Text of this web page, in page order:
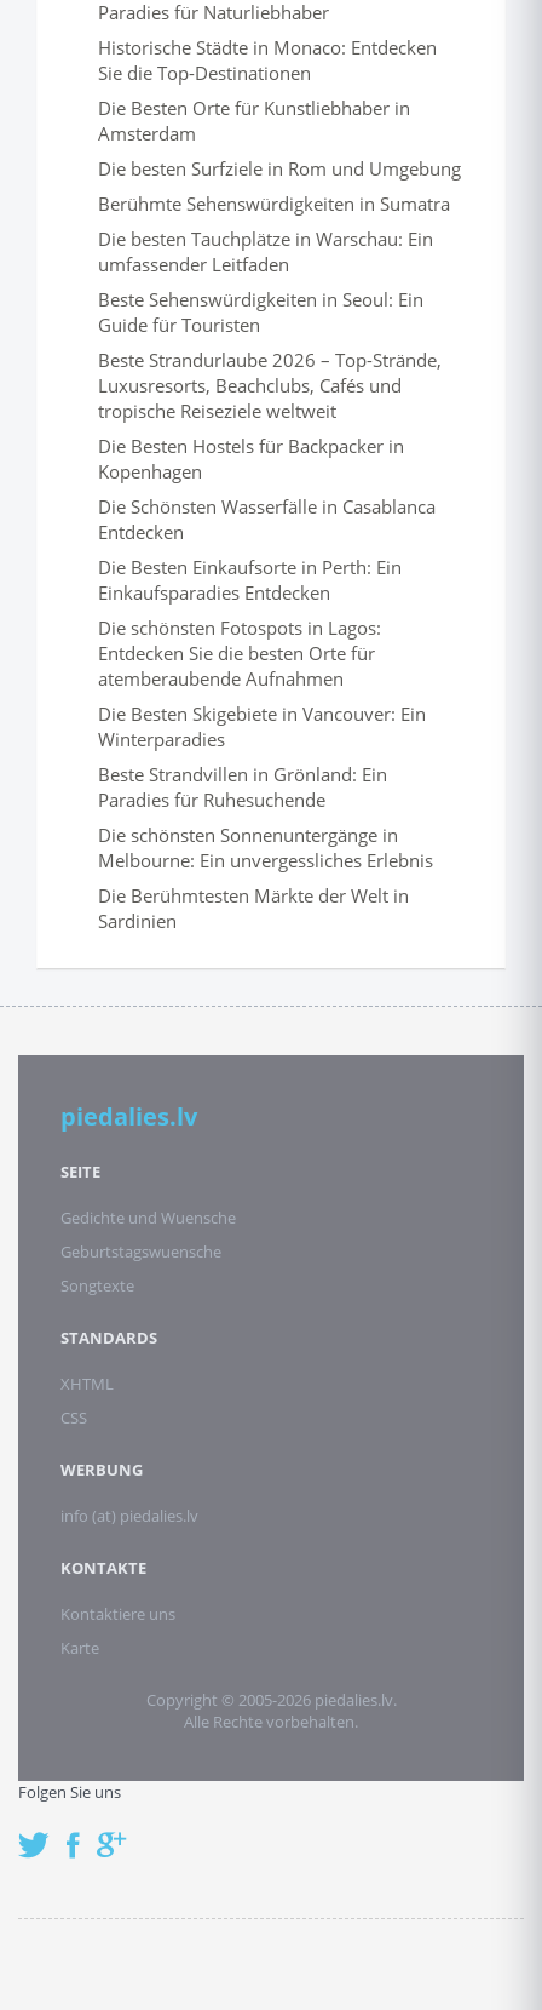
Paradies für Naturliebhaber
Historische Städte in Monaco: Entdecken
Sie die Top-Destinationen
Die Besten Orte für Kunstliebhaber in
Amsterdam
Die besten Surfziele in Rom und Umgebung
Berühmte Sehenswürdigkeiten in Sumatra
Die besten Tauchplätze in Warschau: Ein
umfassender Leitfaden
Beste Sehenswürdigkeiten in Seoul: Ein
Guide für Touristen
Beste Strandurlaube 2026 – Top-Strände,
Luxusresorts, Beachclubs, Cafés und
tropische Reiseziele weltweit
Die Besten Hostels für Backpacker in
Kopenhagen
Die Schönsten Wasserfälle in Casablanca
Entdecken
Die Besten Einkaufsorte in Perth: Ein
Einkaufsparadies Entdecken
Die schönsten Fotospots in Lagos:
Entdecken Sie die besten Orte für
atemberaubende Aufnahmen
Die Besten Skigebiete in Vancouver: Ein
Winterparadies
Beste Strandvillen in Grönland: Ein
Paradies für Ruhesuchende
Die schönsten Sonnenuntergänge in
Melbourne: Ein unvergessliches Erlebnis
Die Berühmtesten Märkte der Welt in
Sardinien
piedalies.lv
SEITE
Gedichte und Wuensche
Geburtstagswuensche
Songtexte
STANDARDS
XHTML
CSS
WERBUNG
info (at) piedalies.lv
KONTAKTE
Kontaktiere uns
Karte
Copyright © 2005-2026 piedalies.lv.
Alle Rechte vorbehalten.
Folgen Sie uns